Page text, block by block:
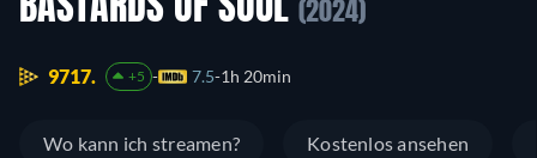
BASTARDS OF SOUL (2024)
9717. +5 7.5 1h 20min
Wo kann ich streamen? Kostenlos ansehen